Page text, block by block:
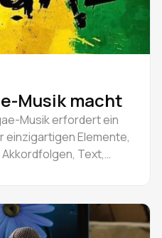
Musik macht
Musik erfordert ein
Elemente,
Text,